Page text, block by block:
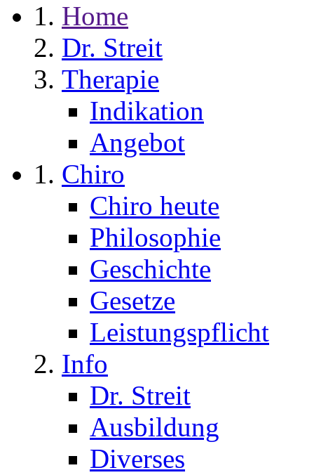
Home
Dr. Streit
Therapie
Indikation
Angebot
Chiro
Chiro heute
Philosophie
Geschichte
Gesetze
Leistungspflicht
Info
Dr. Streit
Ausbildung
Diverses